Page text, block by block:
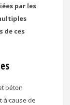
par les
de ces
béton
à cause de